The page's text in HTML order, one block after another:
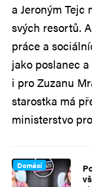
a Jeroným Tejc
svých resortů.
práce a
jako poslanec
i pro Zuzanu
starostka má
ministerstvo
Domácí